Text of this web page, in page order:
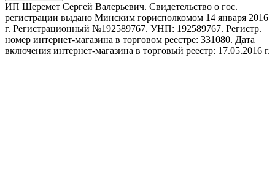
ИП Шеремет Сергей Валерьевич. Свидетельство о гос.
регистрации выдано Минским горисполкомом 14 января 2016
г. Регистрационный №192589767. УНП: 192589767. Регистр.
номер интернет-магазина в торговом реестре: 331080. Дата
включения интернет-магазина в торговый реестр: 17.05.2016 г.